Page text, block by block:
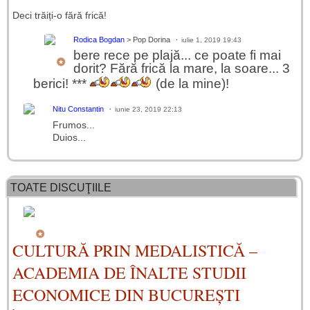
Deci trăiți-o fără frică!
Rodica Bogdan > Pop Dorina iulie 1, 2019 19:43
bere rece pe plajă... ce poate fi mai
dorit? Fără frică la mare, la soare... 3
berici! ***
(de la mine)!
Nitu Constantin iunie 23, 2019 22:13
Frumos...
Duios...
TOATE DISCUŢIILE
CULTURĂ PRIN MEDALISTICĂ –
ACADEMIA DE ÎNALTE STUDII
ECONOMICE DIN BUCUREȘTI